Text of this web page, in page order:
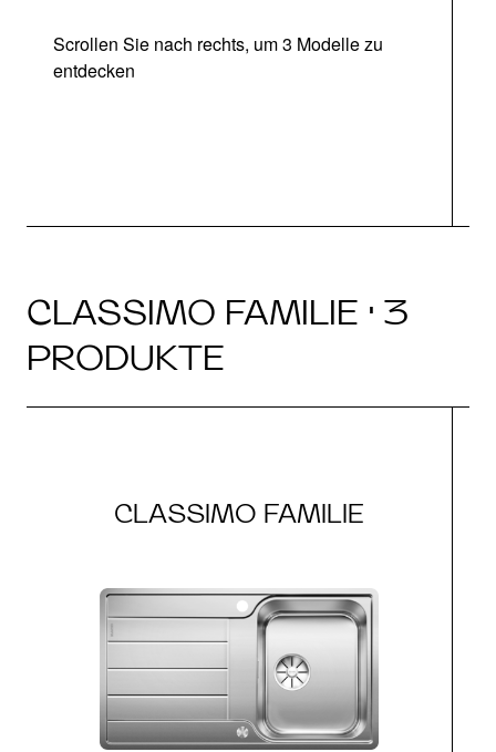
Scrollen Sie nach rechts, um 3 Modelle zu
entdecken
CLASSIMO FAMILIE · 3
PRODUKTE
CLASSIMO FAMILIE